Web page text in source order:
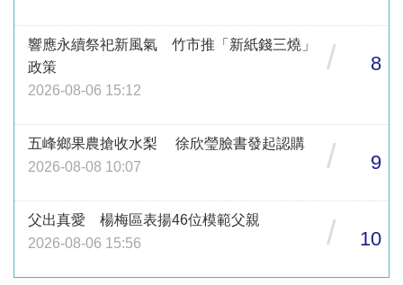
響應永續祭祀新風氣 竹市推「新紙錢三燒」
政策
2026-08-06 15:12
/ 8
五峰鄉果農搶收水梨 徐欣瑩臉書發起認購
2026-08-08 10:07
/ 9
父出真愛 楊梅區表揚46位模範父親
2026-08-06 15:56
/ 10